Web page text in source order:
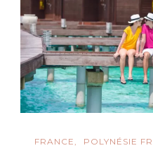
FRANCE POLYNÉSIE